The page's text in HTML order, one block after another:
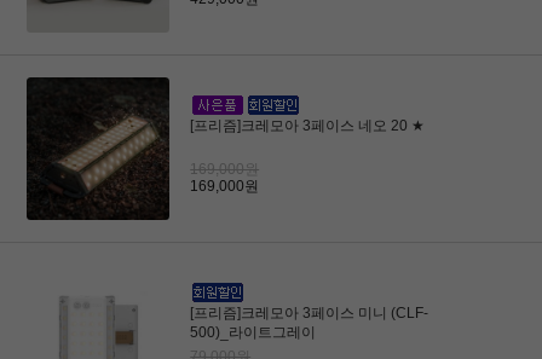
[프리즘]크레모아 3페이스 네오 20 ★
169,000원
169,000원
[프리즘]크레모아 3페이스 미니 (CLF-
500)_라이트그레이